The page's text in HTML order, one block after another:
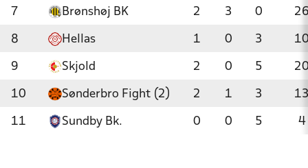
7 Brønshøj BK 2 3 0
8 Hellas 1 0 3
9 Skjold 2 0 5
10 Sønderbro Fight (2) 2 1 3
11 Sundby Bk. 0 0 5 4